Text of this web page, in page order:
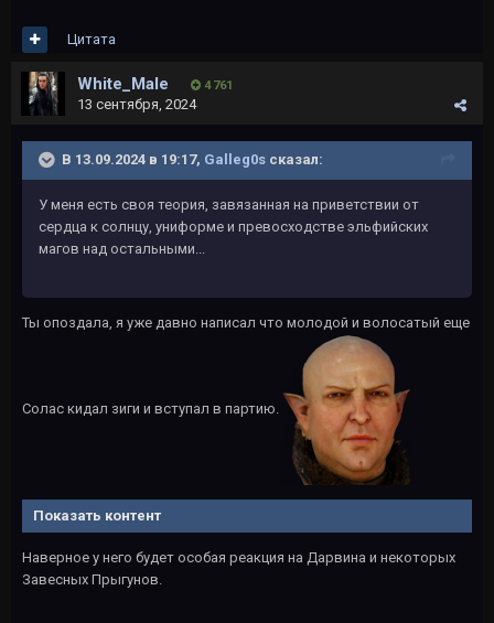
Цитата
White_Male 4 761
13 сентября, 2024
В 13.09.2024 в 19:17, Galleg0s сказал:
У меня есть своя теория, завязанная на приветствии от
сердца к солнцу, униформе и превосходстве эльфийских
магов над остальными...
Ты опоздала, я уже давно написал что молодой и волосатый еще
Солас кидал зиги и вступал в партию.
Показать контент
Наверное у него будет особая реакция на Дарвина и некоторых
Завесных Прыгунов.